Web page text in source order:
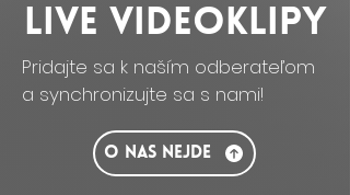
LIVE videoklipy
Pridajte sa k naším odberateľom
a synchronizujte sa s nami!
O Nás Nejde